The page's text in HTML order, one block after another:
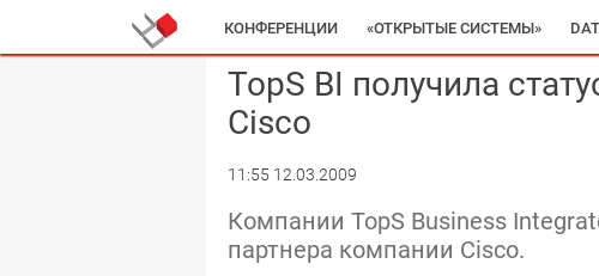
КОНФЕРЕНЦИИ «ОТКРЫТЫЕ СИСТЕМЫ»
TopS BI получила
Cisco
11:55 12.03.2009
Компании TopS Business
партнера компании Cisco.